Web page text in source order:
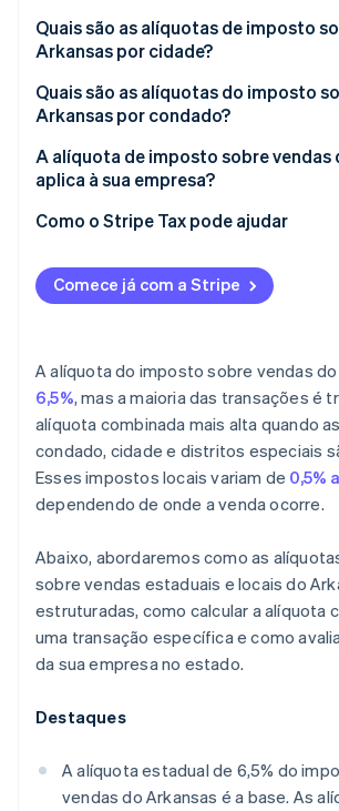
Faixa de imposto sobre vendas do
2026
Quais são as alíquotas de imposto
Arkansas por cidade?
Quais são as alíquotas do imposto
Arkansas por condado?
A alíquota de imposto sobre vendas
aplica à sua empresa?
Como o Stripe Tax pode ajudar
Comece já com a Stripe
A alíquota do imposto sobre vendas do
6,5%, mas a maioria das transações é
alíquota combinada mais alta quando
condado, cidade e distritos especiais
Esses impostos locais variam de 0,5%
dependendo de onde a venda ocorre.
Abaixo, abordaremos como as
sobre vendas estaduais e locais do
estruturadas, como calcular a alíquota
uma transação específica e como
da sua empresa no estado.
Destaques
A alíquota estadual de 6,5% do
vendas do Arkansas é a base. As